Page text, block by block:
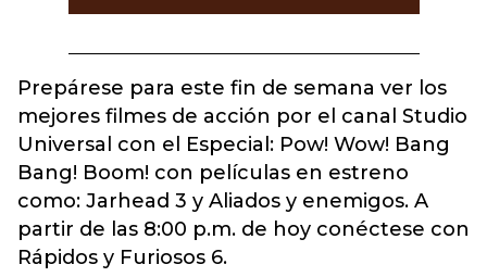
Prepárese para este fin de semana ver los
mejores filmes de acción por el canal Studio
Universal con el Especial: Pow! Wow! Bang
Bang! Boom! con películas en estreno
como: Jarhead 3 y Aliados y enemigos. A
partir de las 8:00 p.m. de hoy conéctese con
Rápidos y Furiosos 6.